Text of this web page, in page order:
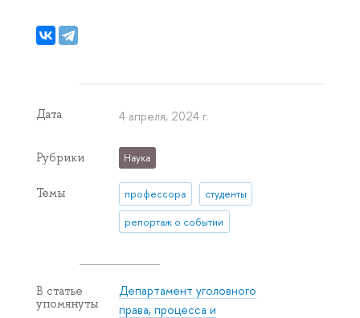
Дата 4 апреля, 2024 г.
Рубрики Наука
Темы профессора студенты
репортаж о событии
В статье
упомянуты
Департамент уголовного
права, процесса и